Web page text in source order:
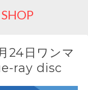
24日ワンマ
ray disc